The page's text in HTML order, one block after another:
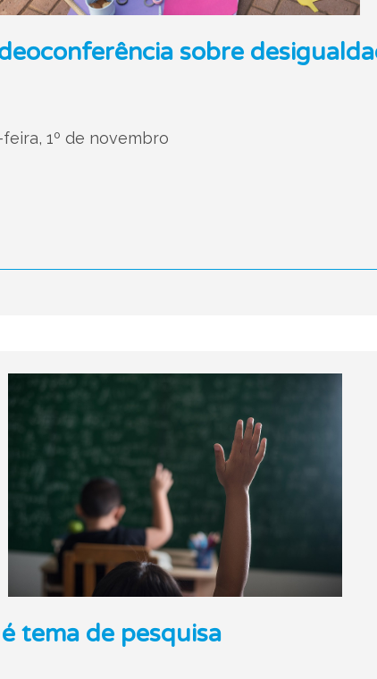
sobre
1º de novembro
tema de pesquisa